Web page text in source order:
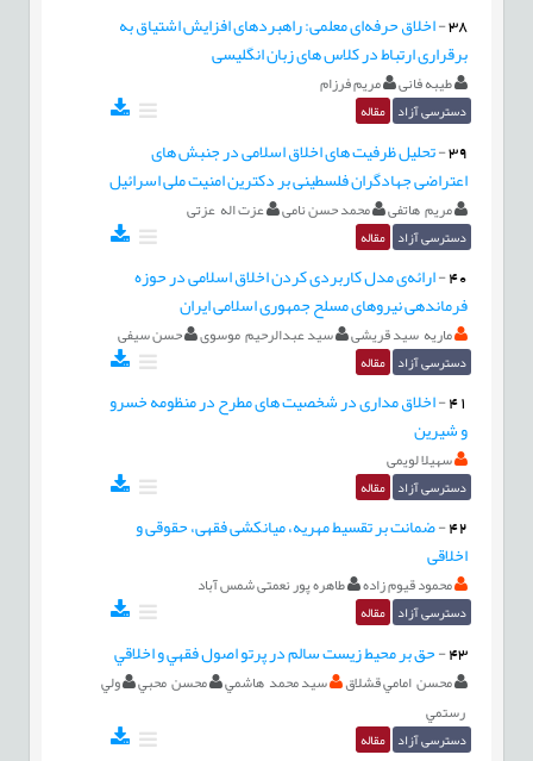
38
-اخلاق حرفه‌ای معلمی: راهبردهای افزایش اشتیاق به
برقراری ارتباط در کلاس های زبان انگلیسی
طیبه فانی مریم فرزام
دسترسی آزاد مقاله
39
-تحلیل ظرفیت های اخلاق اسلامی در جنبش های
اعتراضی جهادگران فلسطینی بر دکترین امنیت ملی اسرائیل
مریم هاتفی محمد حسن نامی عزت اله عزتی
دسترسی آزاد مقاله
40
-ارائه‌ی مدل کاربردی کردن اخلاق اسلامی در حوزه
فرماندهی نیروهای مسلح جمهوری اسلامی ایران
ماریه سید قریشی سید عبدالرحیم موسوی حسن سیفی
دسترسی آزاد مقاله
41
-اخلاق مداری در شخصیت های مطرح در منظومه خسرو
و شیرین
سهیلا لویمی
دسترسی آزاد مقاله
42
-ضمانت بر تقسیط مهریه، میانکشی فقهی، حقوقی و
اخلاقی
محمود قیوم زاده طاهره پور نعمتی شمس آباد
دسترسی آزاد مقاله
43
-حق بر محيط زيست سالم در پرتو اصول فقهي و اخلاقي
محسن امامي قشلاق سيد محمد هاشمي محسن محبي ولي
رستمي
دسترسی آزاد مقاله